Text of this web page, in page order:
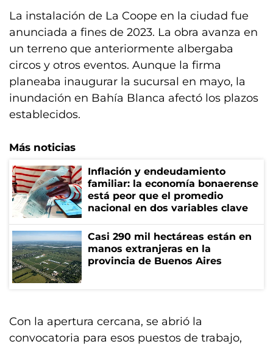
La instalación de La Coope en la ciudad fue
anunciada a fines de 2023. La obra avanza en
un terreno que anteriormente albergaba
circos y otros eventos. Aunque la firma
planeaba inaugurar la sucursal en mayo, la
inundación en Bahía Blanca afectó los plazos
establecidos.
Más noticias
Inflación y endeudamiento
familiar: la economía bonaerense
está peor que el promedio
nacional en dos variables clave
Casi 290 mil hectáreas están en
manos extranjeras en la
provincia de Buenos Aires
Con la apertura cercana, se abrió la
convocatoria para esos puestos de trabajo,